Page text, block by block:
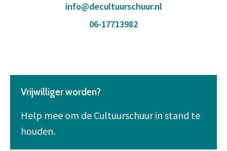
info@decultuurschuur.nl
06-17713982
Vrijwilliger worden?
Help mee om de Cultuurschuur in stand te
houden.